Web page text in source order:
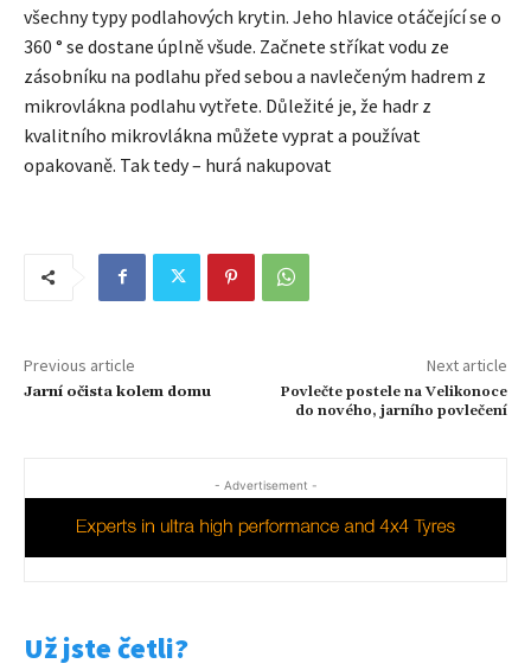
všechny typy podlahových krytin. Jeho hlavice otáčející se o
360 ° se dostane úplně všude. Začnete stříkat vodu ze
zásobníku na podlahu před sebou a navlečeným hadrem z
mikrovlákna podlahu vytřete. Důležité je, že hadr z
kvalitního mikrovlákna můžete vyprat a používat
opakovaně. Tak tedy – hurá nakupovat
Previous article
Jarní očista kolem domu
Next article
Povlečte postele na Velikonoce
do nového, jarního povlečení
- Advertisement -
Už jste četli?